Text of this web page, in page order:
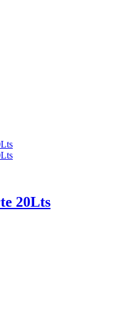
20Lts